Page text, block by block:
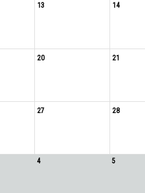
13 14
20 21
27 28
4 5